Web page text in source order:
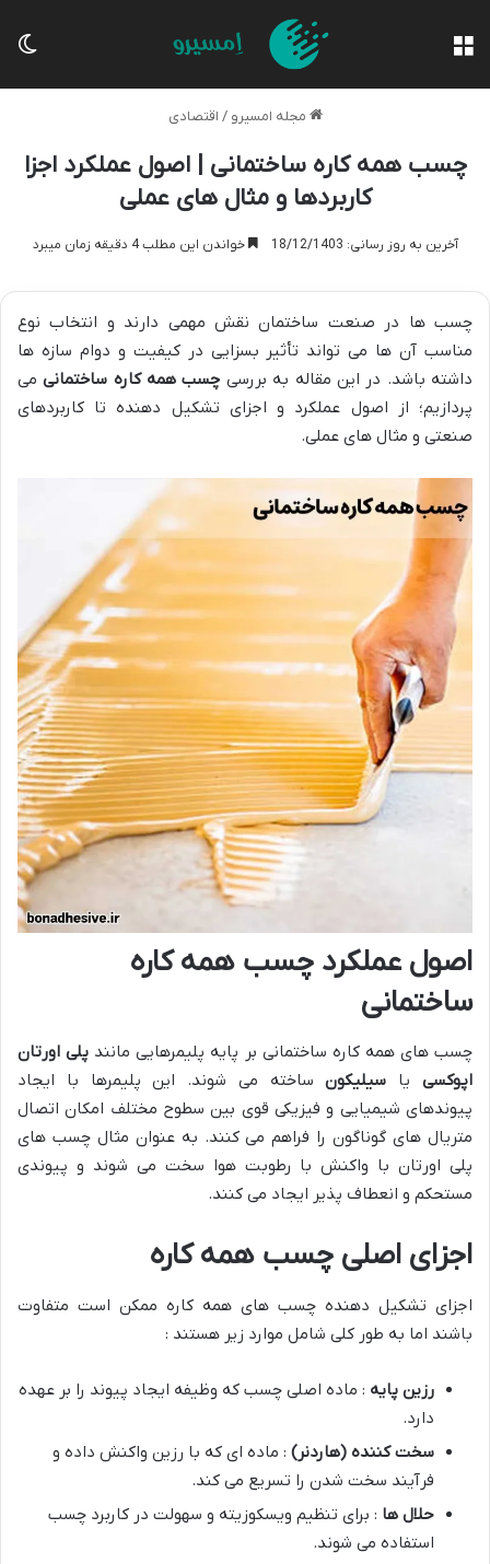
مجله امسیرو / اقتصادی
چسب همه کاره ساختمانی | اصول عملکرد اجزا
کاربردها و مثال های عملی
آخرین به روز رسانی: 18/12/1403 خواندن این مطلب 4 دقیقه زمان میبرد
چسب ها در صنعت ساختمان نقش مهمی دارند و انتخاب نوع
مناسب آن ها می تواند تأثیر بسزایی در کیفیت و دوام سازه ها
داشته باشد. در این مقاله به بررسی چسب همه کاره ساختمانیمی
پردازیم؛ از اصول عملکرد و اجزای تشکیل دهنده تا کاربردهای
صنعتی و مثال های عملی.
اصول عملکرد چسب همه کاره
ساختمانی
چسب های همه کاره ساختمانی بر پایه پلیمرهایی مانند پلی اورتان
اپوکسییا سیلیکونساخته می شوند. این پلیمرها با ایجاد
پیوندهای شیمیایی و فیزیکی قوی بین سطوح مختلف امکان اتصال
متریال های گوناگون را فراهم می کنند. به عنوان مثال چسب های
پلی اورتان با واکنش با رطوبت هوا سخت می شوند و پیوندی
مستحکم و انعطاف پذیر ایجاد می کنند.
اجزای اصلی چسب همه کاره
اجزای تشکیل دهنده چسب های همه کاره ممکن است متفاوت
باشند اما به طور کلی شامل موارد زیر هستند :
رزین پایه : ماده اصلی چسب که وظیفه ایجاد پیوند را بر عهده
دارد.
سخت کننده (هاردنر) : ماده ای که با رزین واکنش داده و
فرآیند سخت شدن را تسریع می کند.
حلال ها : برای تنظیم ویسکوزیته و سهولت در کاربرد چسب
استفاده می شوند.